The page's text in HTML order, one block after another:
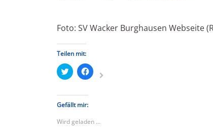
Foto: SV Wacker Burghausen Webseite
Teilen mit:
Klick,
um
zu
teilen
(Wird
neuem
Klick,
um
neuem
Gefällt mir:
Wird geladen …